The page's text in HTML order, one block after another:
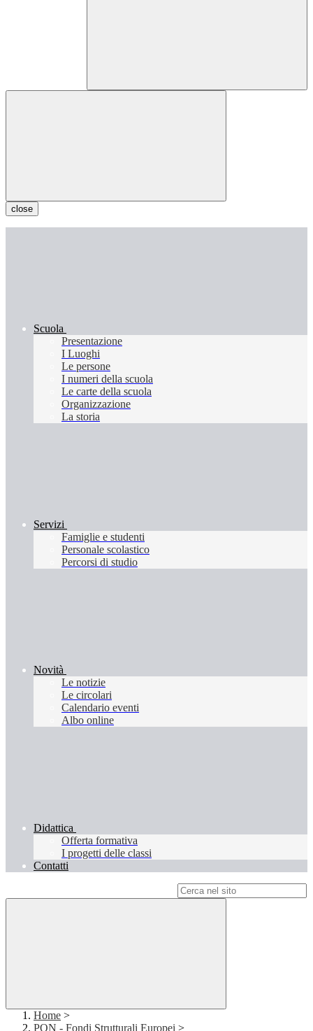
close
Scuola
Presentazione
I Luoghi
Le persone
I numeri della scuola
Le carte della scuola
Organizzazione
La storia
Servizi
Famiglie e studenti
Personale scolastico
Percorsi di studio
Novità
Le notizie
Le circolari
Calendario eventi
Albo online
Didattica
Offerta formativa
I progetti delle classi
Contatti
Home >
PON - Fondi Strutturali Europei >